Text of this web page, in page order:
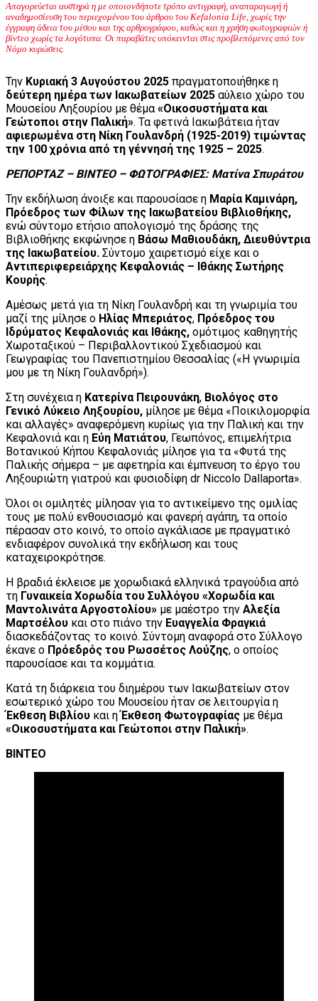
Απαγορεύεται αυστηρά η με οποιονδήποτε τρόπο αντιγραφή, αναπαραγωγή ή
αναδημοσίευση του περιεχομένου του άρθρου του Kefalonia Life, χωρίς την
έγγραφη άδεια του μέσου και της αρθρογράφου, καθώς και η χρήση φωτογραφιών ή
βίντεο χωρίς τα λογότυπα. Οι παραβάτες υπόκεινται στις προβλεπόμενες από τον
Νόμο κυρώσεις.
Την Κυριακή 3 Αυγούστου 2025 πραγματοποιήθηκε η
δεύτερη ημέρα των Ιακωβατείων 2025 αύλειο χώρο του
Μουσείου Ληξουρίου με θέμα«Οικοσυστήματα και
Γεώτοποι στην Παλική». Τα φετινά Ιακωβάτεια ήταν
αφιερωμένα στη Νίκη Γουλανδρή (1925-2019) τιμώντας
την 100 χρόνια από τη γέννησή της 1925 – 2025.
ΡΕΠΟΡΤΑΖ – ΒΙΝΤΕΟ – ΦΩΤΟΓΡΑΦΙΕΣ: Ματίνα Σπυράτου
Την εκδήλωση άνοιξε και παρουσίασε η Μαρία Καμινάρη,
Πρόεδρος των Φίλων της Ιακωβατείου Βιβλιοθήκης,
ενώ σύντομο ετήσιο απολογισμό της δράσης της
Βιβλιοθήκης εκφώνησε η Βάσω Μαθιουδάκη, Διευθύντρια
της Ιακωβατείου. Σύντομο χαιρετισμό είχε και ο
Αντιπεριφερειάρχης Κεφαλονιάς – Ιθάκης Σωτήρης
Κουρής.
Αμέσως μετά για τη Νίκη Γουλανδρή και τη γνωριμία του
μαζί της μίλησε ο Ηλίας Μπεριάτος, Πρόεδρος του
Ιδρύματος Κεφαλονιάς και Ιθάκης, ομότιμος καθηγητής
Χωροταξικού – Περιβαλλοντικού Σχεδιασμού και
Γεωγραφίας του Πανεπιστημίου Θεσσαλίας («Η γνωριμία
μου με τη Νίκη Γουλανδρή»).
Στη συνέχεια η Κατερίνα Πειρουνάκη, Βιολόγος στο
Γενικό Λύκειο Ληξουρίου, μίλησε με θέμα «Ποικιλομορφία
και αλλαγές» αναφερόμενη κυρίως για την Παλική και την
Κεφαλονιά και η Εύη Ματιάτου, Γεωπόνος, επιμελήτρια
Βοτανικού Κήπου Κεφαλονιάς μίλησε για τα «Φυτά της
Παλικής σήμερα – με αφετηρία και έμπνευση το έργο του
Ληξουριώτη γιατρού και φυσιοδίφη dr Niccolo Dallaporta».
Όλοι οι ομιλητές μίλησαν για το αντικείμενο της ομιλίας
τους με πολύ ενθουσιασμό και φανερή αγάπη, τα οποίο
πέρασαν στο κοινό, το οποίο αγκάλιασε με πραγματικό
ενδιαφέρον συνολικά την εκδήλωση και τους
καταχειροκρότησε.
Η βραδιά έκλεισε με χορωδιακά ελληνικά τραγούδια από
τη Γυναικεία Χορωδία του Συλλόγου «Χορωδία και
Μαντολινάτα Αργοστολίου» με μαέστρο την Αλεξία
Μαρτσέλου και στο πιάνο την Ευαγγελία Φραγκιά
διασκεδάζοντας το κοινό. Σύντομη αναφορά στο Σύλλογο
έκανε ο Πρόεδρός του Ρωσσέτος Λούζης, ο οποίος
παρουσίασε και τα κομμάτια.
Κατά τη διάρκεια του διημέρου των Ιακωβατείων στον
εσωτερικό χώρο του Μουσείου ήταν σε λειτουργία η
Έκθεση Βιβλίου και ηΈκθεση Φωτογραφίας με θέμα
«Οικοσυστήματα και Γεώτοποι στην Παλική».
ΒΙΝΤΕΟ